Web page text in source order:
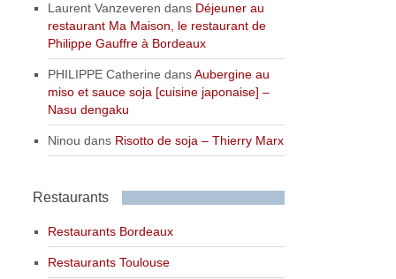
Laurent Vanzeveren dans Déjeuner au
restaurant Ma Maison, le restaurant de
Philippe Gauffre à Bordeaux
PHILIPPE Catherine dansAubergine au
miso et sauce soja [cuisine japonaise] –
Nasu dengaku
Ninou dans Risotto de soja – Thierry Marx
Restaurants
Restaurants Bordeaux
Restaurants Toulouse